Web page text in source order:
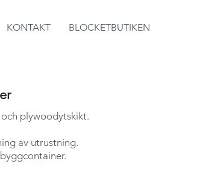
KONTAKT BLOCKETBUTIKEN
plywoodytskikt.
av utrustning.